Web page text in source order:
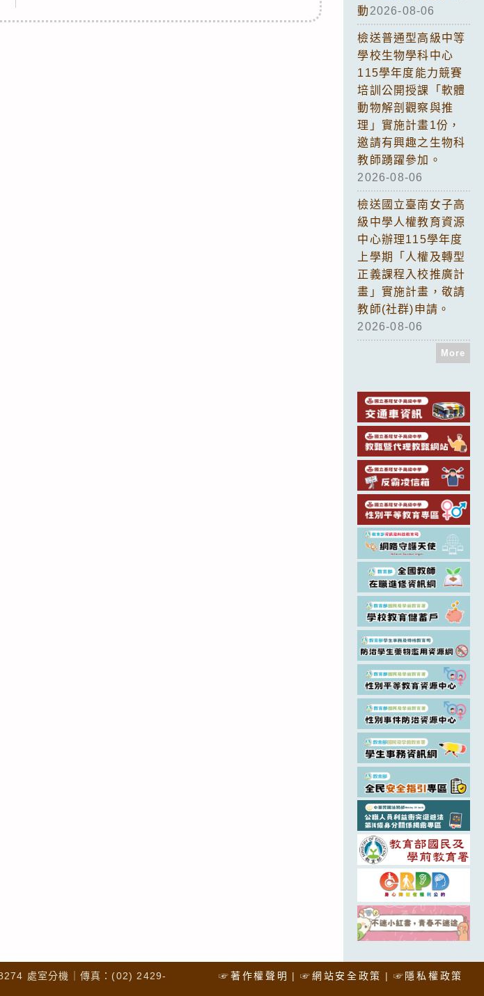
動 2026-08-06
檢送普通型高級中等
學校生物學科中心
115學年度能力競賽
培訓公開授課「軟體
動物解剖觀察與推
理」實施計畫1份，
邀請有興趣之生物科
教師踴躍參加。
2026-08-06
檢送國立臺南女子高
級中學人權教育資源
中心辦理115學年度
上學期「人權及轉型
正義課程入校推廣計
畫」實施計畫，敬請
教師(社群)申請。
2026-08-06
More
☞著作權聲明 ☞網站安全政策 ☞隱私權政策
處室分機｜傳真：(02) 2429-